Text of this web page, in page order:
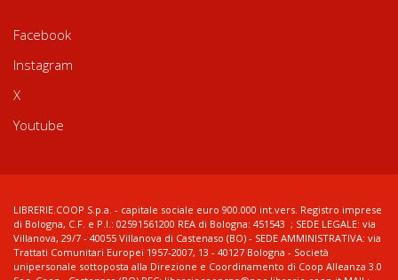
Facebook
Instagram
X
Youtube
LIBRERIE.COOP S.p.a. - capitale sociale euro 900.000 int.vers. Registro imprese
di Bologna, C.F. e P.I.: 02591561200 REA di Bologna: 451543 ; SEDE LEGALE: via
Villanova, 29/7 - 40055 Villanova di Castenaso (BO) - SEDE AMMINISTRATIVA: via
Trattati Comunitari Europei 1957-2007, 13 - 40127 Bologna - Società
unipersonale sottoposta alla Direzione e Coordinamento di Coop Alleanza 3.0